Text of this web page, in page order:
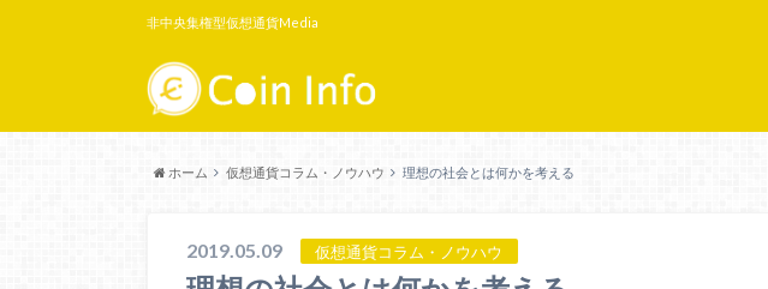
非中央集権型仮想通貨Media
ホーム 仮想通貨コラム・ノウハウ 理想の社会とは何かを考える
2019.05.09 仮想通貨コラム・ノウハウ